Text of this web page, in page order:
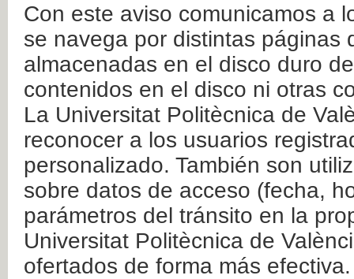
Con este aviso comunicamos a
se navega por distintas páginas
almacenadas en el disco duro
contenidos en el disco ni otras
La Universitat Politècnica de
reconocer a los usuarios
personalizado. También son
sobre datos de acceso (fecha,
parámetros del tránsito en la
Universitat Politècnica de
ofertados de forma más efectiva.